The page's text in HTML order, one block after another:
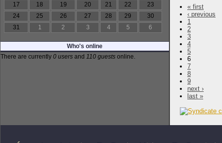
17
18 19 20 21 22
23
24
25 26 27 28 29
30
31
1 2 3 4 5 6
Who's online
There are currently 0 users and 110 guests online.
« first
‹ previous
1
2
3
4
5
6
7
8
9
next ›
last »